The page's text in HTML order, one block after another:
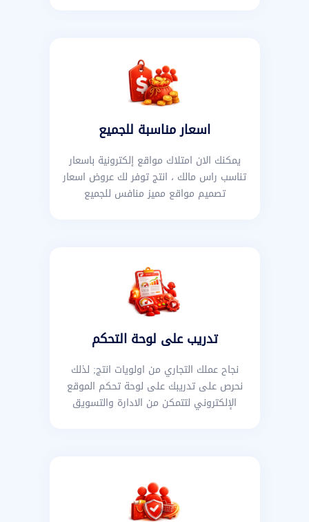
اسعار مناسبة للجميع
يمكنك الان امتلاك مواقع إلكترونية باسعار
تناسب راس مالك ، انتج توفر لك عروض اسعار
تصميم مواقع مميز منافس للجميع
تدريب على لوحة التحكم
نجاح عملك التجاري من اولويات انتج; لذلك
نحرص على تدريبك على لوحة تحكم الموقع
الإلكتروني لتتمكن من الادارة والتسويق